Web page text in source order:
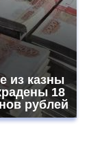
из казны
18
рублей